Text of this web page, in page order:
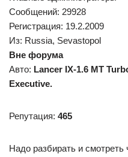
Сообщений: 29928
Регистрация: 19.2.2009
Из: Russia, Sevastopol
Вне форума
Авто: Lancer IX-1.6 MT
Executive.
Репутация: 465
Надо разбирать и смотреть